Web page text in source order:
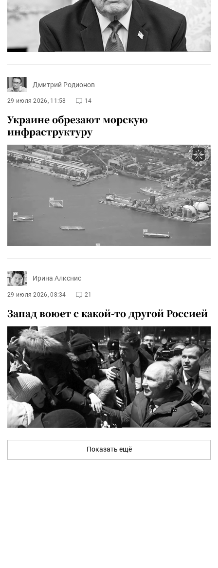
Дмитрий Родионов
29 июля 2026, 11:58 14
Украине обрезают морскую
инфраструктуру
Ирина Алкснис
29 июля 2026, 08:34 21
Запад воюет с какой-то другой Россией
Показать ещё